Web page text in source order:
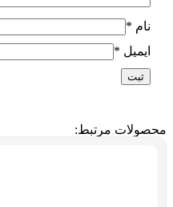
نام *
ایمیل *
محصولات مرتبط: